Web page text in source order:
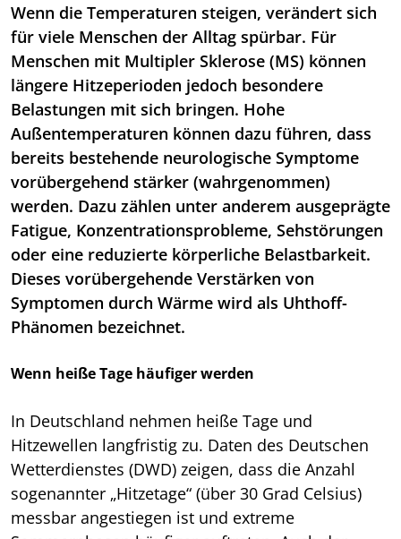
Wenn die Temperaturen steigen, verändert sich
für viele Menschen der Alltag spürbar. Für
Menschen mit Multipler Sklerose (MS) können
längere Hitzeperioden jedoch besondere
Belastungen mit sich bringen. Hohe
Außentemperaturen können dazu führen, dass
bereits bestehende neurologische Symptome
vorübergehend stärker (wahrgenommen)
werden. Dazu zählen unter anderem ausgeprägte
Fatigue, Konzentrationsprobleme, Sehstörungen
oder eine reduzierte körperliche Belastbarkeit.
Dieses vorübergehende Verstärken von
Symptomen durch Wärme wird als Uhthoff-
Phänomen bezeichnet.
Wenn heiße Tage häufiger werden
In Deutschland nehmen heiße Tage und
Hitzewellen langfristig zu. Daten des Deutschen
Wetterdienstes (DWD) zeigen, dass die Anzahl
sogenannter „Hitzetage“ (über 30 Grad Celsius)
messbar angestiegen ist und extreme